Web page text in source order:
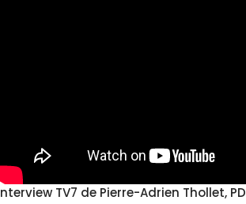
TV7 de Pierre-Adrien Thollet,